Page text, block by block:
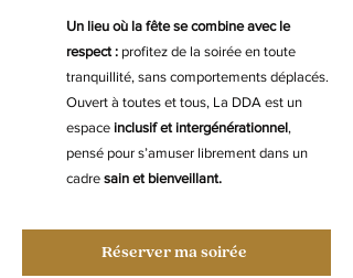
Un lieu où la fête se combine avec le
respect : profitez de la soirée en toute
tranquillité, sans comportements déplacés.
Ouvert à toutes et tous, La DDA est un
espace inclusif et intergénérationnel,
pensé pour s’amuser librement dans un
cadre sain et bienveillant.
Réserver ma soirée